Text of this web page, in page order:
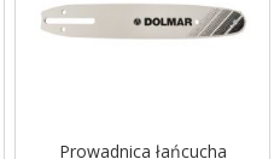
Prowadnica łańcucha